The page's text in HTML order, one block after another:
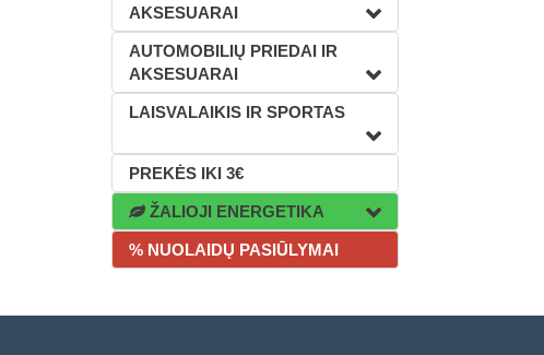
AKSESUARAI
AUTOMOBILIŲ PRIEDAI IR
AKSESUARAI
LAISVALAIKIS IR SPORTAS
PREKĖS IKI 3€
ŽALIOJI ENERGETIKA
% NUOLAIDŲ PASIŪLYMAI